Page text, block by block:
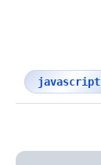
javascript